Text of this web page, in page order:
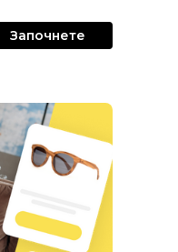
Започнете